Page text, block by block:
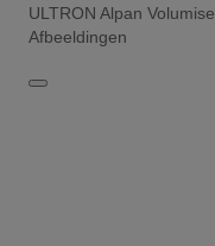
ULTRON Alpan
Afbeeldingen